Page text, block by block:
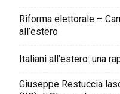
Riforma elettorale –
all’estero
Italiani all’estero: una
Giuseppe Restuccia